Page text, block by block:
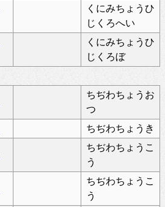
くにみちょうひ
じくろへい
くにみちょうひ
じくろぼ
ちぢわちょうお
つ
ちぢわちょうき
ちぢわちょうこ
う
ちぢわちょうこ
う